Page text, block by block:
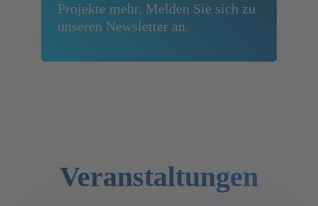
Projekte mehr. Melden Sie sich zu
unseren Newsletter an.
Veranstal­tungen